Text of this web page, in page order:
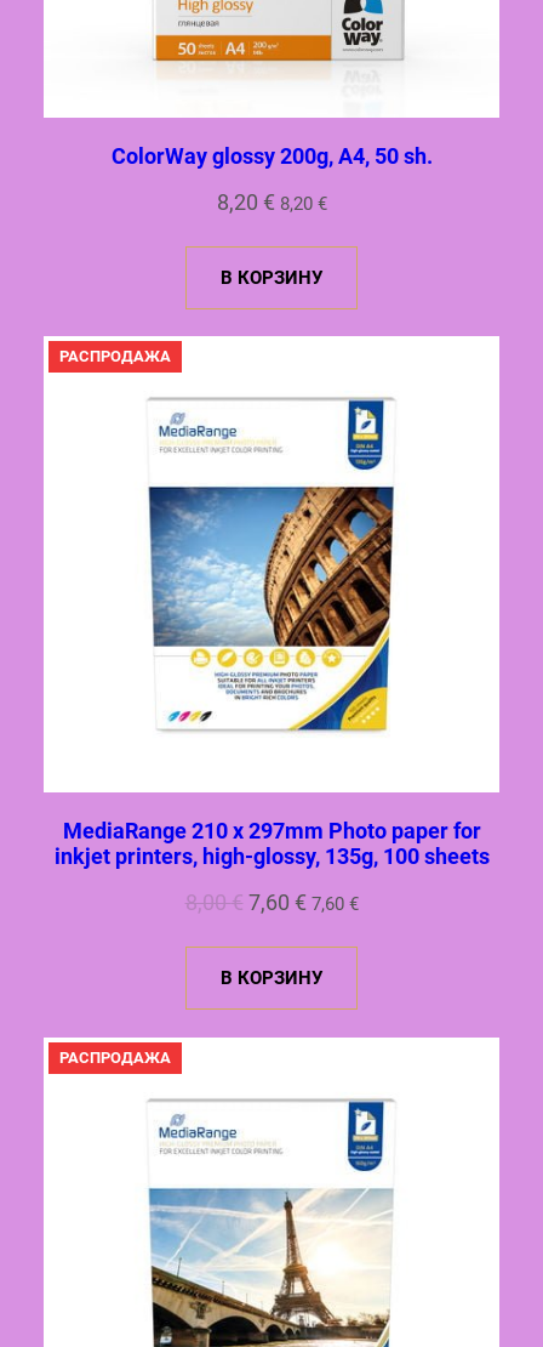
ColorWay glossy 200g, A4, 50 sh.
8,20 € 8,20 €
В КОРЗИНУ
РАСПРОДАЖАПРОДАВАЕМЫЙ
ТОВАР
MediaRange 210 x 297mm Photo paper for
inkjet printers, high-glossy, 135g, 100 sheets
8,00€ Первоначальная
составляла
8,00 €.
7,60 €Текущая
7,60 €.
7,60 €
В КОРЗИНУ
РАСПРОДАЖАПРОДАВАЕМЫЙ
ТОВАР